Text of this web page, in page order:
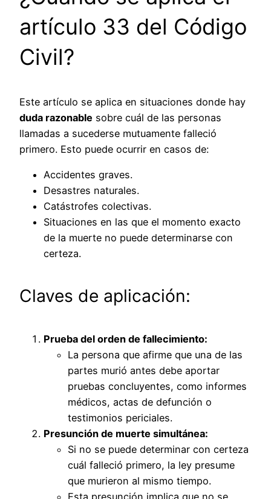
artículo 33 del Código
Civil?
Este artículo se aplica en situaciones donde hay
duda razonable sobre cuál de las personas
llamadas a sucederse mutuamente falleció
primero. Esto puede ocurrir en casos de:
Accidentes graves.
Desastres naturales.
Catástrofes colectivas.
Situaciones en las que el momento exacto
de la muerte no puede determinarse con
certeza.
Claves de aplicación:
Prueba del orden de fallecimiento:
La persona que afirme que una de las
partes murió antes debe aportar
pruebas concluyentes, como informes
médicos, actas de defunción o
testimonios periciales.
Presunción de muerte simultánea:
Si no se puede determinar con certeza
cuál falleció primero, la ley presume
que murieron al mismo tiempo.
Esta presunción implica que no se